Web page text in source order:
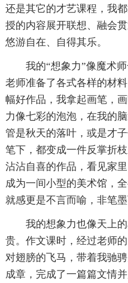
还是其它的才艺课程，我
授的内容展开联想、融会
悠游自在、自得其乐。
我的“想象力”像魔术
老师准备了各式各样的材
幅好作品，我拿起画笔，
力像七彩的泡泡，在我的
管是秋天的落叶，或是才
笔下，都变成一件反掌折
沾沾自喜的作品，看见家
成为一间小型的美术馆，
就感更是不言而喻，非笔墨
我的想象力也像天上
贵。作文课时，经过老师
对翅膀的飞马，带着我驰
成章，完成了一篇篇文情